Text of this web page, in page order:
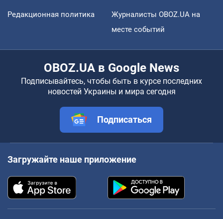
Редакционная политика
Журналисты OBOZ.UA на
месте событий
OBOZ.UA в Google News
Подписывайтесь, чтобы быть в курсе последних
новостей Украины и мира сегодня
Подписаться
Загружайте наше приложение